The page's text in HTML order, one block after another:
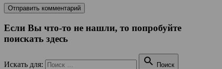
Если Вы что-то не нашли, то попробуйте
поискать здесь
Искать для:  Поиск